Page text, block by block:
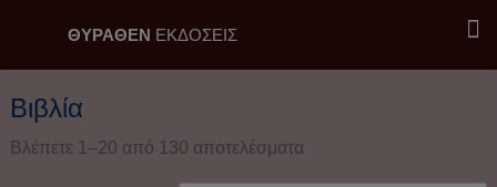
ΘΥΡΑΘΕΝ ΕΚΔΟΣΕΙΣ
Βιβλία
Βλέπετε 1–20 από 130 αποτελέσματα